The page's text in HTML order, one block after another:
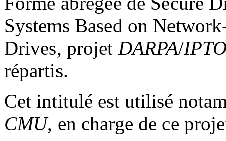
Systems Based on
Drives, projet DARPA/
répartis.
Cet intitulé est utilisé
CMU, en charge de ce